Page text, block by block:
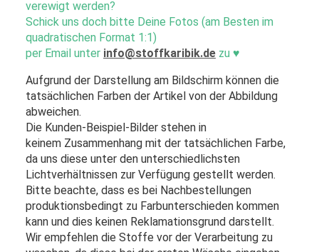
verewigt werden?
Schick uns doch bitte Deine Fotos (am Besten im
quadratischen Format 1:1)
per Email unter info@stoffkaribik.de zu ♥
Aufgrund der Darstellung am Bildschirm können die
tatsächlichen Farben der Artikel von der Abbildung
abweichen.
Die Kunden-Beispiel-Bilder stehen in
keinem Zusammenhang mit der tatsächlichen Farbe,
da uns diese unter den unterschiedlichsten
Lichtverhältnissen zur Verfügung gestellt werden.
Bitte beachte, dass es bei Nachbestellungen
produktionsbedingt zu Farbunterschieden kommen
kann und dies keinen Reklamationsgrund darstellt.
Wir empfehlen die Stoffe vor der Verarbeitung zu